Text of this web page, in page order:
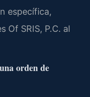
específica,
Of SRIS, P.C. al
orden de